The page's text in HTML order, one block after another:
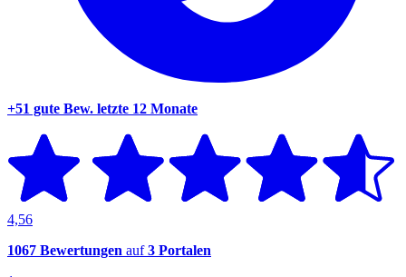
+51 gute Bew. letzte 12 Monate
4,56
1067 Bewertungen auf3 Portalen